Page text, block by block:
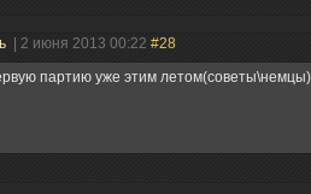
| 2 июня 2013 00:22 #28
партию уже этим летом(советы\немцы)